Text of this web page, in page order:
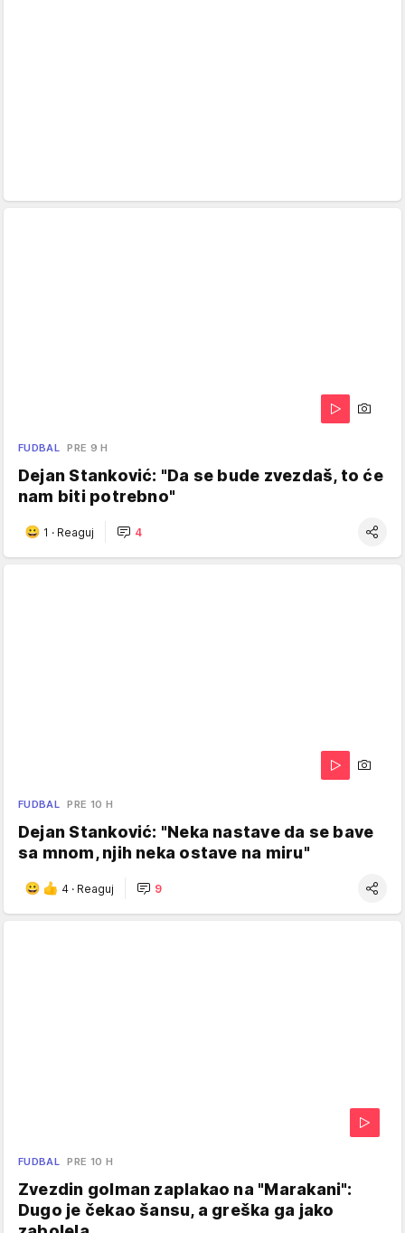
FUDBAL PRE 9 H
Dejan Stanković: "Da se bude zvezdaš, to će
nam biti potrebno"
1 · Reaguj 4
FUDBAL PRE 10 H
Dejan Stanković: "Neka nastave da se bave
sa mnom, njih neka ostave na miru"
4 · Reaguj 9
FUDBAL PRE 10 H
Zvezdin golman zaplakao na "Marakani":
Dugo je čekao šansu, a greška ga jako